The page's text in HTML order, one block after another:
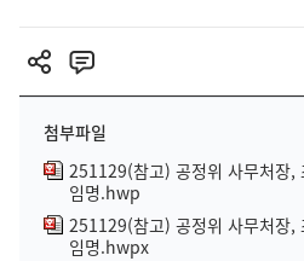
첨부파일
251129(참고) 공정위 사무처장,
임명.hwp
251129(참고) 공정위 사무처장,
임명.hwpx